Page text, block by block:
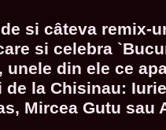
si câteva remix-
si celebra
unele din ele ce
la Chisinau:
Mircea Gutu sau